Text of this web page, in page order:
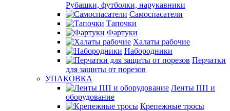
Рубашки, футболки, нарукавники
Самоспасатели
Тапочки
Фартуки
Халаты рабочие
Набородники
Перчатки
для защиты от порезов
УПАКОВКА
Ленты ПП и
оборудование
Крепежные тросы